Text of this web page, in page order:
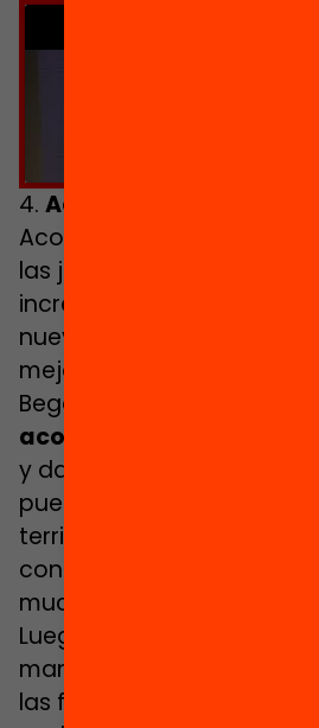
4. Acoger e involucrar a
Acoger e involucrar a las
las jóvenes es otro de los
incrementa el éxito de
nuevas oportunidades.
mejores estrategias para
Begonya Gasch opina que “
acogida
es esencial;
y darles un buen lugar a
puesto que “vienen con
terrible por no saber qué
con sus hijos y por la
muchas situaciones de
Luego, durante el curso,
mantienen una
las familias y que ofrecen